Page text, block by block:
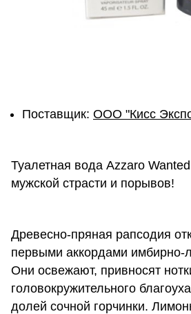
Поставщик: ОOО "Кисс
Туалетная вода Azzaro
мужской страсти и порывов!
Древесно-пряная рапсодия
первыми аккордами имбирно-
Они освежают, привносят
головокружительного
долей сочной горчинки.